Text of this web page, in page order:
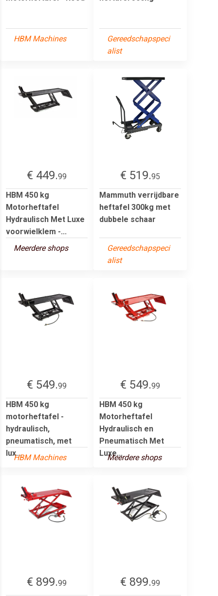
HBM Machines
Gereedschapspeci
alist
€ 449.99
HBM 450 kg
Motorheftafel
Hydraulisch Met Luxe
voorwielklem -...
Meerdere shops
€ 519.95
Mammuth verrijdbare
heftafel 300kg met
dubbele schaar
Gereedschapspeci
alist
€ 549.99
HBM 450 kg
motorheftafel -
hydraulisch,
pneumatisch, met
lux...HBM Machines
€ 549.99
HBM 450 kg
Motorheftafel
Hydraulisch en
Pneumatisch Met
Luxe...
Meerdere shops
€ 899.99
€ 899.99